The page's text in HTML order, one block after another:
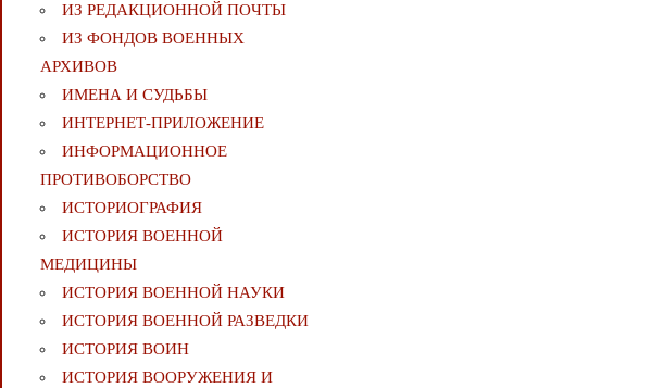
ИЗ РЕДАКЦИОННОЙ ПОЧТЫ
ИЗ ФОНДОВ ВОЕННЫХ
АРХИВОВ
ИМЕНА И СУДЬБЫ
ИНТЕРНЕТ-ПРИЛОЖЕНИЕ
ИНФОРМАЦИОННОЕ
ПРОТИВОБОРСТВО
ИСТОРИОГРАФИЯ
ИСТОРИЯ ВОЕННОЙ
МЕДИЦИНЫ
ИСТОРИЯ ВОЕННОЙ НАУКИ
ИСТОРИЯ ВОЕННОЙ РАЗВЕДКИ
ИСТОРИЯ ВОИН
ИСТОРИЯ ВООРУЖЕНИЯ И